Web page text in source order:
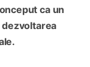
ca un